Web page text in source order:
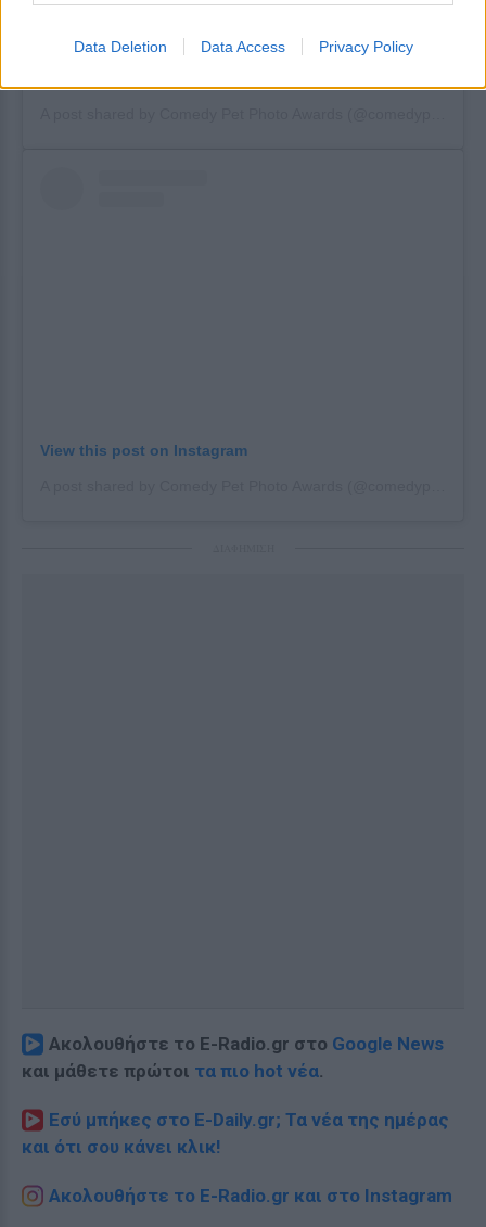
Data Deletion Data Access Privacy Policy
View this post on Instagram
Ακολουθήστε το E-Radio.gr στο Google News
και μάθετε πρώτοι τα πιο hot νέα.
Εσύ μπήκες στο E-Daily.gr; Τα νέα της ημέρας
και ότι σου κάνει κλικ!
Ακολουθήστε το E-Radio.gr και στο Instagram